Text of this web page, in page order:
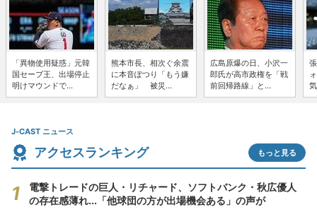
「異物使用疑惑」元韓
国セーブ王、出場停止
明けマウンドで...
熊本市長、相次ぐ余震
に本音ぽつり「もう嫌
だなぁ」 被災...
広島原爆の日、小沢一
郎氏が高市政権を「戦
前回帰路線」と...
J-CAST ニュース
アクセスランキング もっと見る
電撃トレードの巨人・リチャード、ソフトバンク・秋広優人
の存在感薄れ...「他球団の方が出場機会ある」の声が